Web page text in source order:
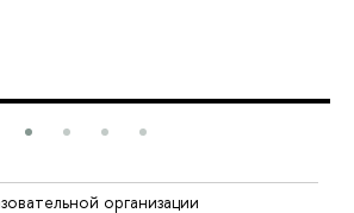
организации